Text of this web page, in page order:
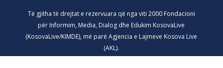
Të gjitha të drejtat e rezervuara që nga viti 2000 Fondacioni
për Informim, Media, Dialog dhe Edukim KosovaLive
(KosovaLive/KIMDE), më parë Agjencia e Lajmeve Kosova Live
(AKL).